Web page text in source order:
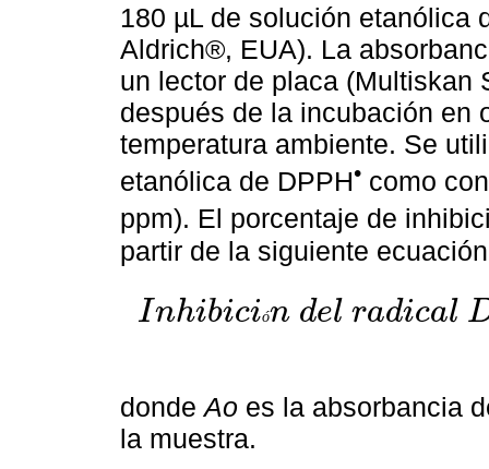
180 µL de solución etanólica
Aldrich®, EUA). La
un lector de placa (Multiskan
después de la incubación en
temperatura ambiente. Se
etanólica de DPPH• como
ppm). El porcentaje de
partir de la siguiente
Inhibición del radical
In hibici ón del radical D PPH•(% )= Ao-Am Ao × 100
dondeAo es la absorbancia
la muestra.